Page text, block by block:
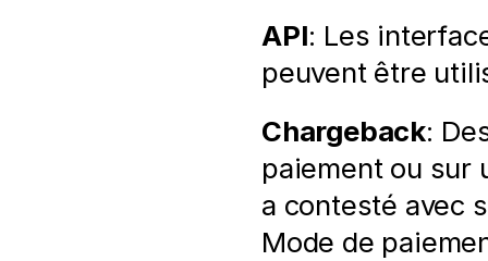
API: Les
peuvent être
Chargeback:
paiement ou sur
a contesté avec
Mode de